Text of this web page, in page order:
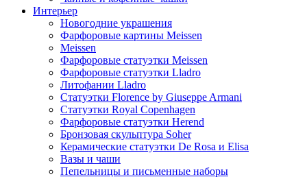
Интерьер
Новогодние украшения
Фарфоровые картины Meissen
Meissen
Фарфоровые статуэтки Meissen
Фарфоровые статуэтки Lladro
Литофании Lladro
Статуэтки Florence by Giuseppe Armani
Статуэтки Royal Copenhagen
Фарфоровые статуэтки Herend
Бронзовая скульптура Soher
Керамические статуэтки De Rosa и Elisa
Вазы и чаши
Пепельницы и письменные наборы